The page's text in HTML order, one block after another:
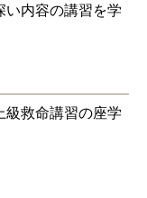
い内容の講習を学
級救命講習の座学